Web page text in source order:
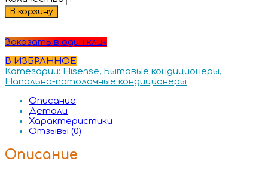
В корзину
Заказать в один клик
В ИЗБРАННОЕ
Категории: Hisense, Бытовые кондиционеры,
Напольно-потолочные кондиционеры
Описание
Детали
Характеристики
Отзывы (0)
Описание